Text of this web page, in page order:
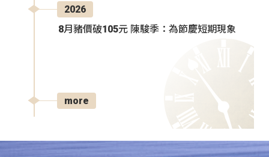
2026
8月豬價破105元 陳駿季：為節慶短期現象
more